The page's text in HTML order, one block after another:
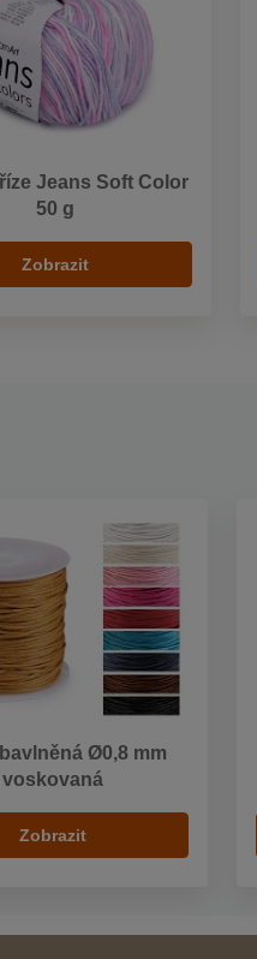
Jeans Soft Color
50 g
Zobrazit
Ø0,8 mm
voskovaná
Zobrazit